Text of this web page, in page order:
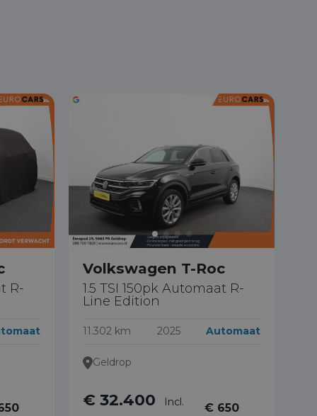
R-
Volkswagen T-Roc
1.5 TSI 150pk Automaat R-
Line Edition
11.302 km 2025 Automaat
Geldrop
€ 32.400
Incl.
€ 650